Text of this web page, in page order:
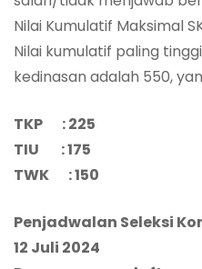
Nilai Kumulatif Maksimal
Nilai kumulatif paling
kedinasan adalah 550,
TKP : 225
TIU : 175
TWK : 150
Penjadwalan Seleksi
12 Juli 2024